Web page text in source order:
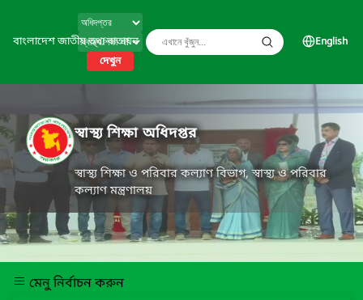
বাংলাদেশ জাতীয় তথ্য বাতায়ন
দেখুন
English
স্বাস্থ্য শিক্ষা অধিদপ্তর
স্বাস্থ্য শিক্ষা ও পরিবার কল্যাণ বিভাগ, স্বাস্থ্য ও পরিবার
কল্যাণ মন্ত্রণালয়
মেনু নির্বাচন করুন